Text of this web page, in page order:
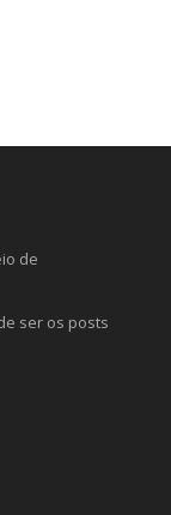
de
ser os posts